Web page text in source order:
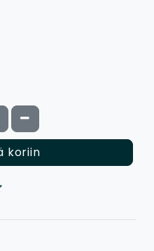
määrää
Vähennä määrää
koriin